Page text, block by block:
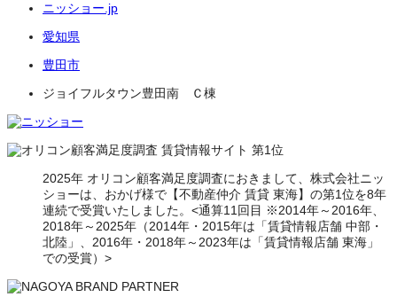
ニッショー.jp
愛知県
豊田市
ジョイフルタウン豊田南 Ｃ棟
2025年 オリコン顧客満足度調査におきまして、株式会社ニッ
ショーは、おかげ様で【不動産仲介 賃貸 東海】の第1位を8年
連続で受賞いたしました。<通算11回目 ※2014年～2016年、
2018年～2025年（2014年・2015年は「賃貸情報店舗 中部・
北陸」、2016年・2018年～2023年は「賃貸情報店舗 東海」
での受賞）>